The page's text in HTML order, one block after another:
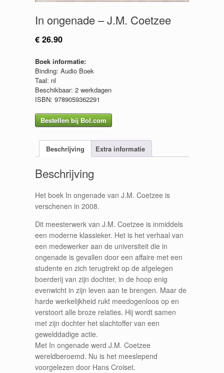
In ongenade – J.M. Coetzee
€ 26.90
Boek informatie:
Binding: Audio Boek
Taal: nl
Beschikbaar: 2 werkdagen
ISBN: 9789059362291
Bestellen bij Bol.com
Beschrijving Extra informatie
Beschrijving
Het boek In ongenade van J.M. Coetzee is
verschenen in 2008.
Dit meesterwerk van J.M. Coetzee is inmiddels
een moderne klassieker. Het is het verhaal van
een medewerker aan de universiteit die in
ongenade is gevallen door een affaire met een
studente en zich terugtrekt op de afgelegen
boerderij van zijn dochter, in de hoop enig
evenwicht in zijn leven aan te brengen. Maar de
harde werkelijkheid rukt meedogenloos op en
verstoort alle broze relaties. Hij wordt samen
met zijn dochter het slachtoffer van een
gewelddadige actie.
Met In ongenade werd J.M. Coetzee
wereldberoemd. Nu is het meeslepend
voorgelezen door Hans Croiset.